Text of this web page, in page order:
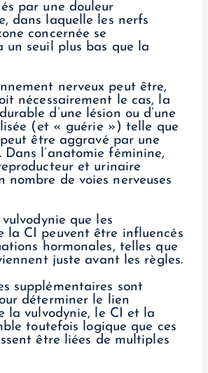
par une douleur
dans laquelle les nerfs
concernée se
un seuil plus bas que la
nerveux peut être,
nécessairement le cas, la
d’une lésion ou d’une
(et « guérie ») telle que
être aggravé par une
l’anatomie féminine,
et urinaire
nombre de voies nerveuses
que les
la CI peuvent être influencés
hormonales, telles que
juste avant les règles.
supplémentaires sont
déterminer le lien
la vulvodynie, le CI et la
toutefois logique que ces
être liées de multiples